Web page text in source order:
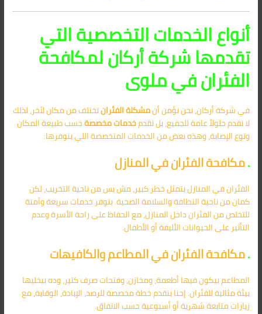
أنواع الخدمات التخصصية التي
تقدمها شركة أركان لمكافحة
الفئران في ملوى
في شركة أركان، نحن نؤمن أنمشكلة الفئرانتختلف من مكان لآخر، لذلك
لا نقدم حلولاً عامة للجميع، بل نقدمخدمات مخصصةحسب طبيعة المكان
ونوع الإصابة، وهذه بعض من الخدمات المتخصصة اللي بنوفرها:
.مكافحة الفئران في المنازل
الفئران في المنازل بتمثل خطر كبير، مش بس من ناحية التخريب، لكن
كمان من ناحية النظافة والسلامة الصحية. بنوفر خدمات سريعة وآمنة
للتخلص من الفئران داخل المنازل، مع الحفاظ على راحة الأسرة وعدم
التأثير على الحيوانات الأليفة أو الأطفال.
.مكافحة الفئران في المطاعم والكافيهات
المطاعم بيكون فيها أطعمة، ومخازن، وفتحات صرف كتير، وده بيخليها
بيئة مثالية للفئران. إحنا بنقدم خطة مخصصة للرصد، الإبادة، الوقاية، مع
زيارات متابعة شهرية أو أسبوعية حسب الاتفاق.